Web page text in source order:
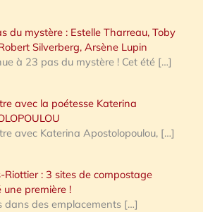
du mystère : Estelle Tharreau, Toby
Silverberg, Arsène Lupin
à 23 pas du mystère ! Cet été […]
avec la poétesse Katerina
avec Katerina Apostolopoulou, […]
Riottier : 3 sites de compostage
première !
dans des emplacements […]